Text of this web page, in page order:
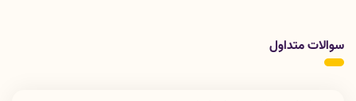
سوالات متداول